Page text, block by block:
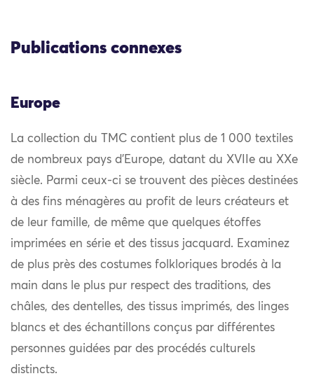
Publications connexes
Europe
La collection du TMC contient plus de 1 000 textiles
de nombreux pays d’Europe, datant du XVIIe au XXe
siècle. Parmi ceux-ci se trouvent des pièces destinées
à des fins ménagères au profit de leurs créateurs et
de leur famille, de même que quelques étoffes
imprimées en série et des tissus jacquard. Examinez
de plus près des costumes folkloriques brodés à la
main dans le plus pur respect des traditions, des
châles, des dentelles, des tissus imprimés, des linges
blancs et des échantillons conçus par différentes
personnes guidées par des procédés culturels
distincts.